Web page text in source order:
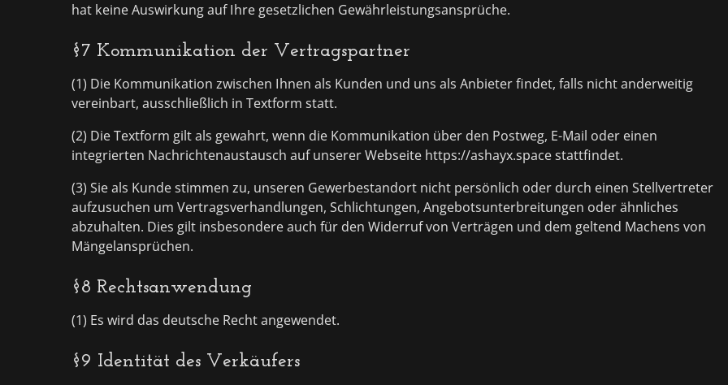
hat keine Auswirkung auf Ihre gesetzlichen Gewährleistungsansprüche.
§7 Kommunikation der Vertragspartner
(1) Die Kommunikation zwischen Ihnen als Kunden und uns als Anbieter findet, falls nicht anderweitig
vereinbart, ausschließlich in Textform statt.
(2) Die Textform gilt als gewahrt, wenn die Kommunikation über den Postweg, E-Mail oder einen
integrierten Nachrichtenaustausch auf unserer Webseite https://ashayx.space stattfindet.
(3) Sie als Kunde stimmen zu, unseren Gewerbestandort nicht persönlich oder durch einen Stellvertreter
aufzusuchen um Vertragsverhandlungen, Schlichtungen, Angebotsunterbreitungen oder ähnliches
abzuhalten. Dies gilt insbesondere auch für den Widerruf von Verträgen und dem geltend Machens von
Mängelansprüchen.
§8 Rechtsanwendung
(1) Es wird das deutsche Recht angewendet.
§9 Identität des Verkäufers